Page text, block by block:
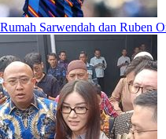
Rumah Sarwendah dan Ruben